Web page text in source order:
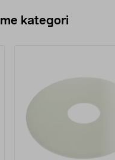
kategori